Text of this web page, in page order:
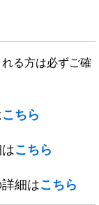
る方は必ずご確
こちら
こちら
細はこちら